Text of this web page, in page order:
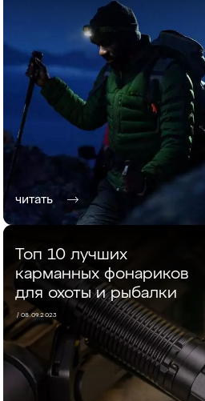
читать
Топ 10 лучших
карманных фонариков
для охоты и рыбалки
/ 08.09.2023